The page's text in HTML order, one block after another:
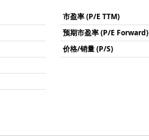
市盈率 (P/E TTM)
预期市盈率 (P/E Forward)
价格/销量 (P/S)